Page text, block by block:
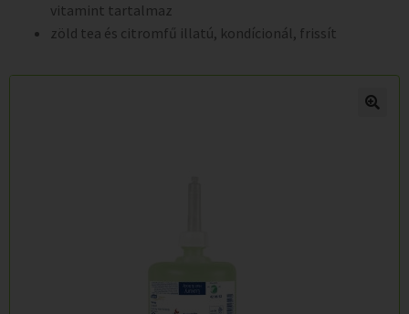
vitamint tartalmaz
zöld tea és citromfű illatú, kondícionál, frissít